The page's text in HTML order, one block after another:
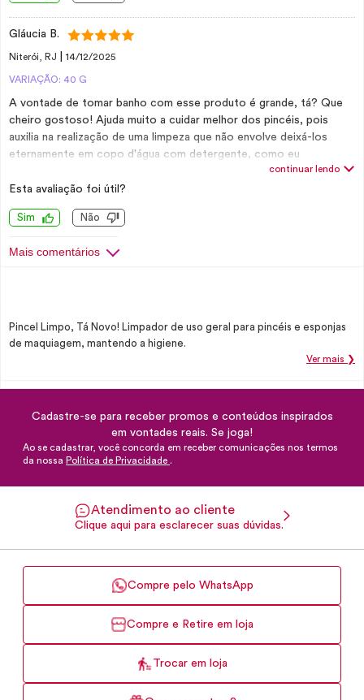
Gláucia B.
Niterói, RJ 14/12/2025
VARIAÇÃO: 40 G
A vontade de tomar banho com esse produto é grande, tá? Que
cheiro gostoso! Ajuda muito a cuidar melhor dos pincéis, pois
auxilia na realização de uma limpeza que não envolve deixá-los
eternamente em copo d'água com detergente, como eu
infelizmente fazia antes. Produtos assim contribuem para a
preservação dos pincéis e o prolongamento da vida útil de cada
mudei completamente a forma como eu limpava os meus pincéis.
continuar lendo
Esta avaliação foi útil?
Sim Não
Mais comentários
Pincel Limpo, Tá Novo! Limpador de uso geral para pincéis e esponjas
de maquiagem, mantendo a higiene.
Ver mais ❯
Cadastre-se para receber promos e conteúdos inspirados
em vontades reais. Se joga!
Ao se cadastrar, você concorda em receber comunicações nos termos
da nossa Política de Privacidade .
Atendimento ao cliente
Clique aqui para esclarecer suas dúvidas.
Compre pelo WhatsApp
Compre e Retire em loja
Trocar em loja